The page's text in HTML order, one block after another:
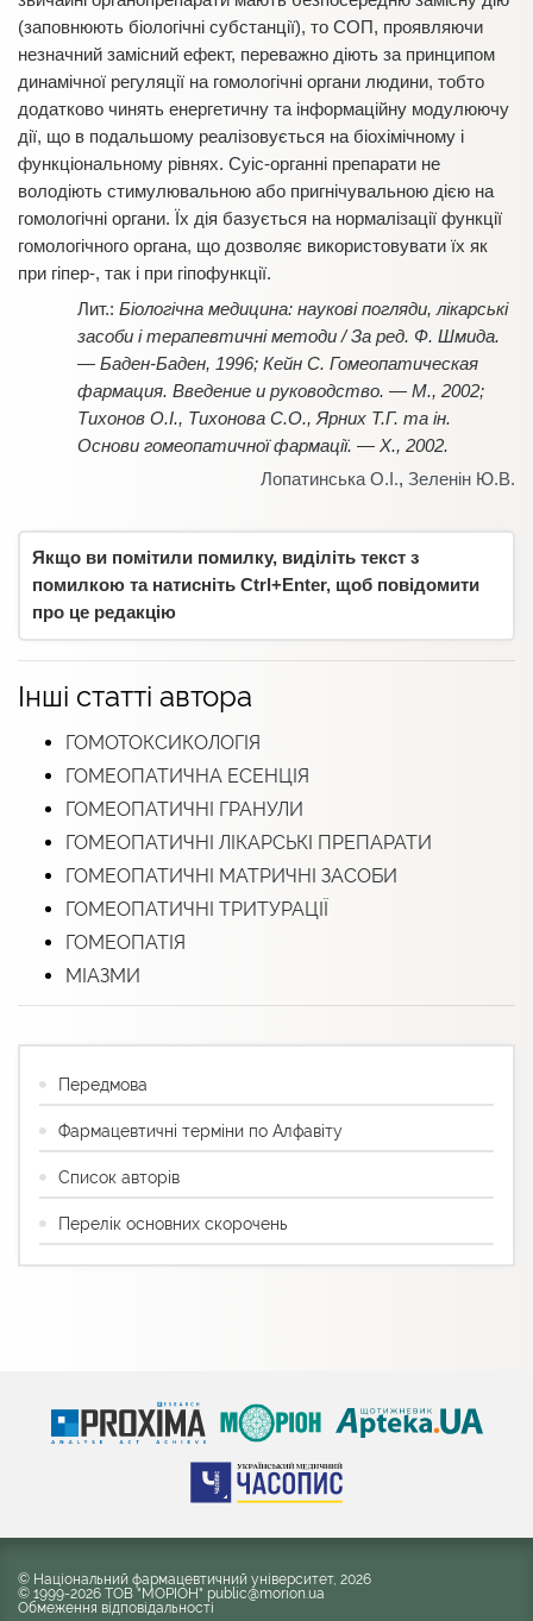
(заповнюють біологічні субстанції), то СОП, проявляючи
незначний замісний ефект, переважно діють за принципом
динамічної регуляції на гомологічні органи людини, тобто
додатково чинять енергетичну та інформаційну модулюючу
дії, що в подальшому реалізовується на біохімічному і
функціональному рівнях. Суіс-органні препарати не
володіють стимулювальною або пригнічувальною дією на
гомологічні органи. Їх дія базується на нормалізації функції
гомологічного органа, що дозволяє використовувати їх як
при гіпер-, так і при гіпофункції.
Біологічна медицина: наукові погляди, лікарські
засоби і терапевтичні методи / За ред. Ф. Шмида.
— Баден-Баден, 1996; Кейн С. Гомеопатическая
фармация. Введение и руководство. — М., 2002;
Тихонов О.І., Тихонова С.О., Ярних Т.Г. та ін.
Основи гомеопатичної фармації. — Х., 2002.
Лопатинська О.І., Зеленін Ю.В.
Якщо ви помітили помилку, виділіть текст з
помилкою та натисніть Ctrl+Enter, щоб повідомити
про це редакцію
Інші статті автора
ГОМОТОКСИКОЛОГІЯ
ГОМЕОПАТИЧНА ЕСЕНЦІЯ
ГОМЕОПАТИЧНІ ГРАНУЛИ
ГОМЕОПАТИЧНІ ЛІКАРСЬКІ ПРЕПАРАТИ
ГОМЕОПАТИЧНІ МАТРИЧНІ ЗАСОБИ
ГОМЕОПАТИЧНІ ТРИТУРАЦІЇ
ГОМЕОПАТІЯ
МІАЗМИ
Передмова
Фармацевтичні терміни по Алфавіту
Список авторів
Перелік основних скорочень
© Національний фармацевтичний університет, 2026
© 1999-2026 ТОВ "МОРІОН" public@morion.ua
Обмеження відповідальності